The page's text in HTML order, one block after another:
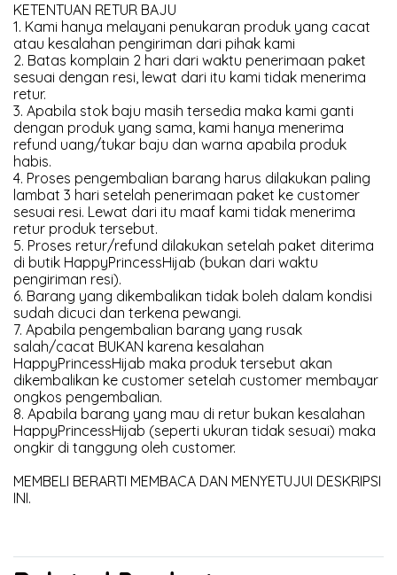
KETENTUAN RETUR BAJU
1. Kami hanya melayani penukaran produk yang cacat
atau kesalahan pengiriman dari pihak kami
2. Batas komplain 2 hari dari waktu penerimaan paket
sesuai dengan resi, lewat dari itu kami tidak menerima
retur.
3. Apabila stok baju masih tersedia maka kami ganti
dengan produk yang sama, kami hanya menerima
refund uang/tukar baju dan warna apabila produk
habis.
4. Proses pengembalian barang harus dilakukan paling
lambat 3 hari setelah penerimaan paket ke customer
sesuai resi. Lewat dari itu maaf kami tidak menerima
retur produk tersebut.
5. Proses retur/refund dilakukan setelah paket diterima
di butik HappyPrincessHijab (bukan dari waktu
pengiriman resi).
6. Barang yang dikembalikan tidak boleh dalam kondisi
sudah dicuci dan terkena pewangi.
7. Apabila pengembalian barang yang rusak
salah/cacat BUKAN karena kesalahan
HappyPrincessHijab maka produk tersebut akan
dikembalikan ke customer setelah customer membayar
ongkos pengembalian.
8. Apabila barang yang mau di retur bukan kesalahan
HappyPrincessHijab (seperti ukuran tidak sesuai) maka
ongkir di tanggung oleh customer.
MEMBELI BERARTI MEMBACA DAN MENYETUJUI DESKRIPSI
INI.